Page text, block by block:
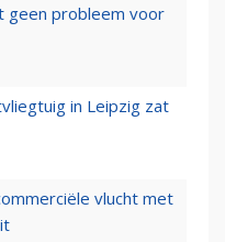
geen probleem voor
in Leipzig zat
vlucht met